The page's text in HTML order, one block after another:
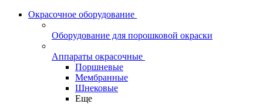
Окрасочное оборудование
Оборудование для порошковой окраски
Аппараты окрасочные
Поршневые
Мембранные
Шнековые
Еще